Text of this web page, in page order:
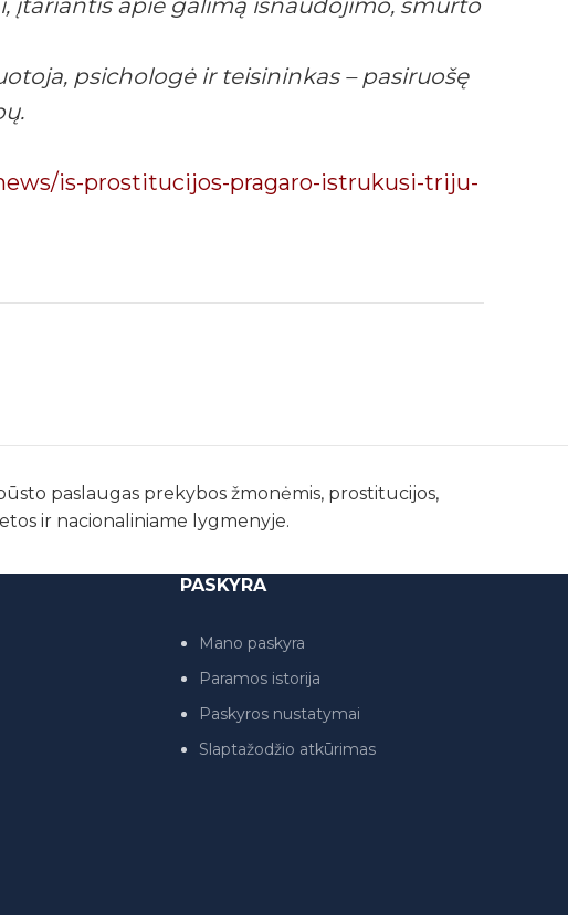
įtariantis apie galimą išnaudojimo, smurto
psichologė ir teisininkas – pasiruošę
is-prostitucijos-pragaro-istrukusi-triju-
paslaugas prekybos žmonėmis, prostitucijos,
ir nacionaliniame lygmenyje.
PASKYRA
Mano paskyra
Paramos istorija
Paskyros nustatymai
Slaptažodžio atkūrimas